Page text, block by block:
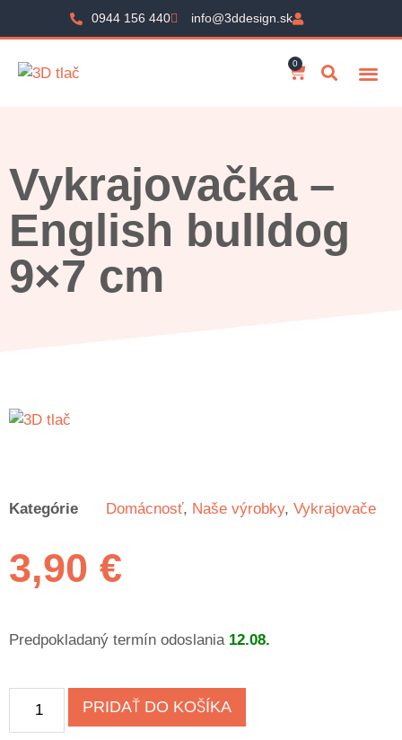
0944 156 440 info@3ddesign.sk
0
Vykrajovačka –
English bulldog
9×7 cm
Kategórie Domácnosť, Naše výrobky, Vykrajovače
3,90 €
Predpokladaný termín odoslania 12.08.
PRIDAŤ DO KOŠÍKA